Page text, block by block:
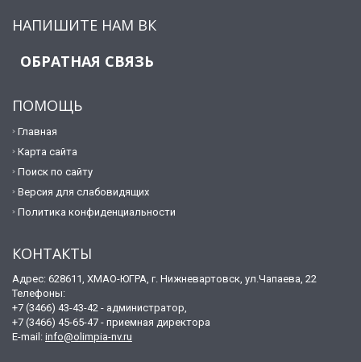
НАПИШИТЕ НАМ ВК
ОБРАТНАЯ СВЯЗЬ
ПОМОЩЬ
Главная
Карта сайта
Поиск по сайту
Версия для слабовидящих
Политика конфиденциальности
КОНТАКТЫ
Адрес: 628611, ХМАО-ЮГРА, г. Нижневартовск, ул.Чапаева, 22
Телефоны:
+7 (3466) 43-43-42 - администратор,
+7 (3466) 45-65-47 - приемная директора
E-mail: info@olimpia-nv.ru